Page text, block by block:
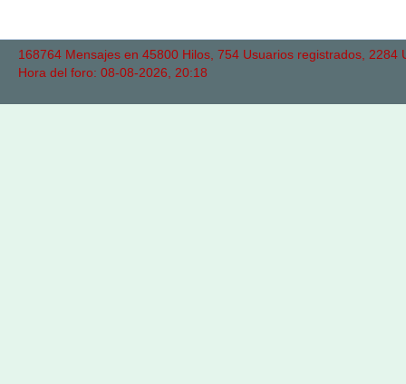
168764 Mensajes en 45800 Hilos, 754 Usuarios registrados,
Hora del foro: 08-08-2026, 20:18